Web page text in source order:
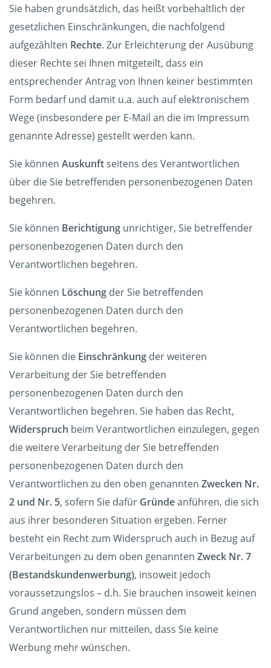
Sie haben grundsätzlich, das heißt vorbehaltlich der
gesetzlichen Einschränkungen, die nachfolgend
aufgezählten Rechte. Zur Erleichterung der Ausübung
dieser Rechte sei Ihnen mitgeteilt, dass ein
entsprechender Antrag von Ihnen keiner bestimmten
Form bedarf und damit u.a. auch auf elektronischem
Wege (insbesondere per E-Mail an die im Impressum
genannte Adresse) gestellt werden kann.
Sie können Auskunftseitens des Verantwortlichen
über die Sie betreffenden personenbezogenen Daten
begehren.
Sie können Berichtigung unrichtiger, Sie betreffender
personenbezogenen Daten durch den
Verantwortlichen begehren.
Sie können Löschung der Sie betreffenden
personenbezogenen Daten durch den
Verantwortlichen begehren.
Sie können die Einschränkung der weiteren
Verarbeitung der Sie betreffenden
personenbezogenen Daten durch den
Verantwortlichen begehren. Sie haben das Recht,
Widerspruch beim Verantwortlichen einzulegen, gegen
die weitere Verarbeitung der Sie betreffenden
personenbezogenen Daten durch den
Verantwortlichen zu den oben genannten Zwecken Nr.
2 und Nr. 5, sofern Sie dafür Gründeanführen, die sich
aus ihrer besonderen Situation ergeben. Ferner
besteht ein Recht zum Widerspruch auch in Bezug auf
Verarbeitungen zu dem oben genannten Zweck Nr. 7
(Bestandskundenwerbung), insoweit jedoch
voraussetzungslos – d.h. Sie brauchen insoweit keinen
Grund angeben, sondern müssen dem
Verantwortlichen nur mitteilen, dass Sie keine
Werbung mehr wünschen.